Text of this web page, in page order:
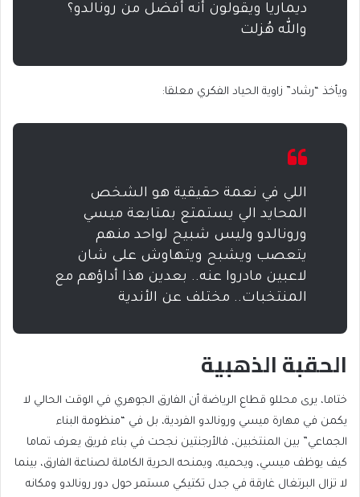
ديماريا ويقولون أنه أفضل من رونالدو؟
والله هُزلت
ويأخذ “رشاد” زاوية الحياد الفكري معلقا:
اللي في نعمة حقيقية هو الشخص
المحايد الي يستمتع بمتابعة ميسي
ورونالدو وليس شبيح لواحد منهم
يتعصب ويشبح ويتهاوش على شان
لاعبين مادروا عنه.. بعدين هذا أداؤهم مع
المنتخبات.. مختلف عن الأندية
الحقبة الذهبية
ختاما، يرى محللو قطاع الرياضة أن الفارق الجوهري في الوقت الحالي لا
يكمن في مهارة ميسي ورونالدو الفردية، بل في “منظومة البناء
الجماعي” بين المنتخبين، فالأرجنتين نجحت في بناء فريق يعرف تماما
كيف يوظف ميسي، ويحميه، ويمنحه الحرية الكاملة لصناعة الفارق، بينما
لا تزال البرتغال غارقة في جدل تكتيكي مستمر حول دور رونالدو ومكانه